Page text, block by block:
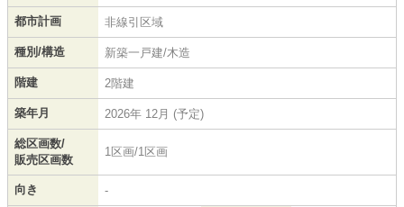
都市計画 非線引区域
種別/構造 新築一戸建/木造
階建 2階建
築年月 2026年 12月 (予定)
総区画数/
販売区画数
1区画/1区画
向き -